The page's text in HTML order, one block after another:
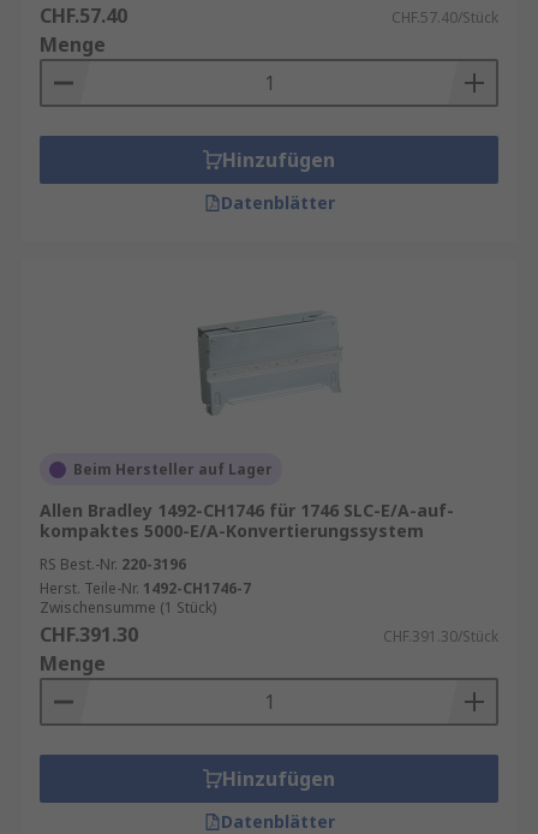
CHF.57.40 CHF.57.40/Stück
Menge
Hinzufügen
Datenblätter
Beim Hersteller auf Lager
Allen Bradley 1492-CH1746 für 1746 SLC-E/A-auf-
kompaktes 5000-E/A-Konvertierungssystem
RS Best.-Nr. 220-3196
Herst. Teile-Nr. 1492-CH1746-7
Zwischensumme (1 Stück)
CHF.391.30 CHF.391.30/Stück
Menge
Hinzufügen
Datenblätter